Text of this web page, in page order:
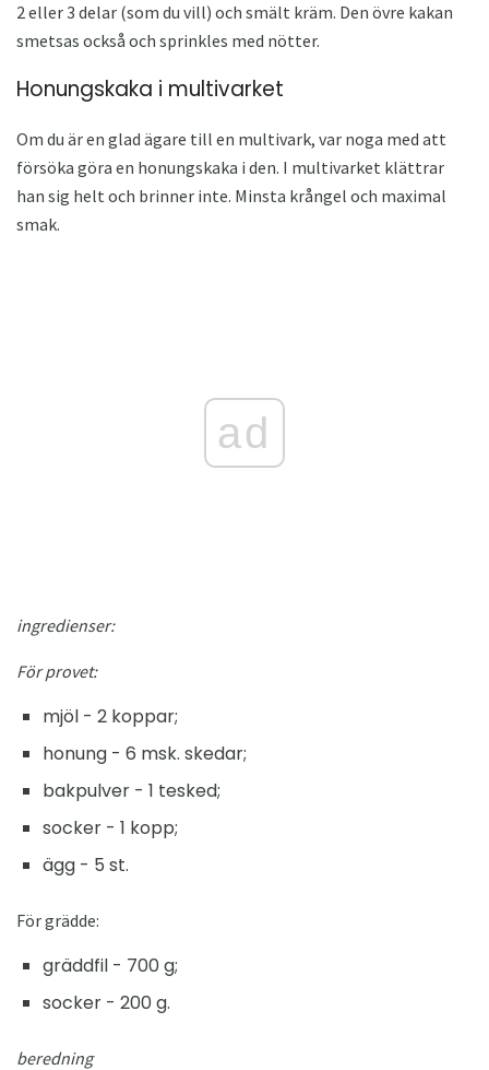
2 eller 3 delar (som du vill) och smält kräm. Den övre kakan
smetsas också och sprinkles med nötter.
Honungskaka i multivarket
Om du är en glad ägare till en multivark, var noga med att
försöka göra en honungskaka i den. I multivarket klättrar
han sig helt och brinner inte. Minsta krångel och maximal
smak.
ad
ingredienser:
För provet:
mjöl - 2 koppar;
honung - 6 msk. skedar;
bakpulver - 1 tesked;
socker - 1 kopp;
ägg - 5 st.
För grädde:
gräddfil - 700 g;
socker - 200 g.
beredning